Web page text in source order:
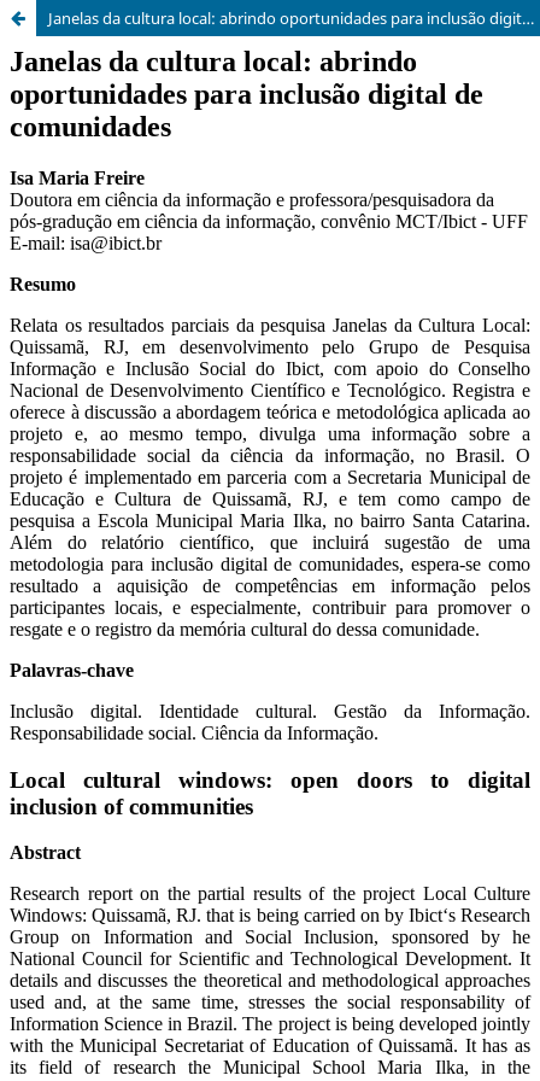
Janelas da cultura local: abrindo oportunidades para inclusão digital de comunidades